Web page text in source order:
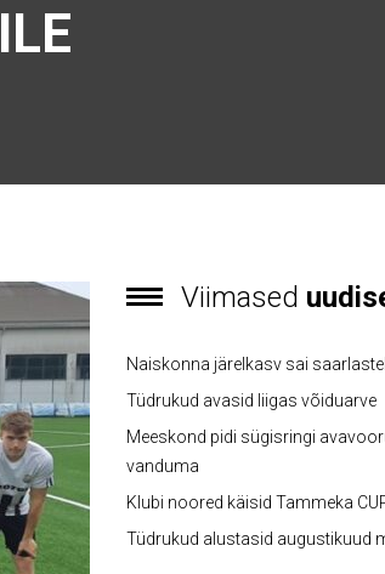
Viimased
Naiskonna järelkasv sai
Tüdrukud avasid liigas võiduarve
Meeskond pidi sügisringi
vanduma
Klubi noored käisid Tammeka
Tüdrukud alustasid augustikuud